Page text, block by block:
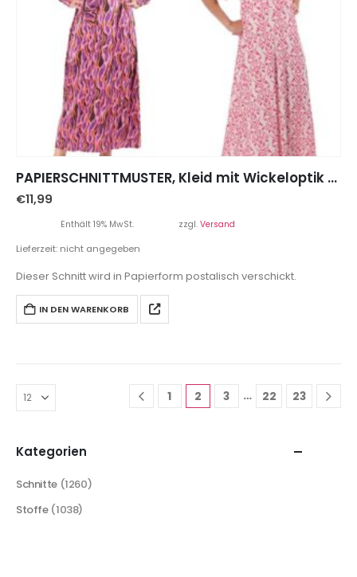
PAPIERSCHNITTMUSTER, Kleid mit Wickeloptik “MARIANNE”, Gr. 158 – Damengr. 46
€11,99
Enthält 19% MwSt. zzgl. Versand
Lieferzeit: nicht angegeben
Dieser Schnitt wird in Papierform postalisch verschickt.
IN DEN WARENKORB
1 2 3 … 22 23
Kategorien
Schnitte (1260)
Stoffe (1038)